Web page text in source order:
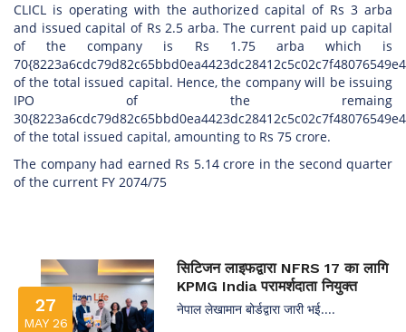
CLICL is operating with the authorized capital of Rs 3 arba
and issued capital of Rs 2.5 arba. The current paid up capital
of the company is Rs 1.75 arba which is
of the total issued capital. Hence, the company will be issuing
IPO of the remaing
of the total issued capital, amounting to Rs 75 crore.
The company had earned Rs 5.14 crore in the second quarter
of the current FY 2074/75
27
MAY 26
सिटिजन लाइफद्वारा NFRS 17 का लागि
KPMG India परामर्शदाता नियुक्त
नेपाल लेखामान बोर्डद्वारा जारी भई....